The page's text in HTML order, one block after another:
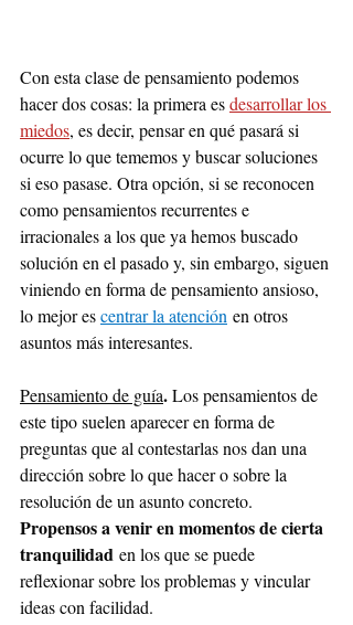
Con esta clase de pensamiento podemos
hacer dos cosas: la primera es desarrollar los
miedos, es decir, pensar en qué pasará si
ocurre lo que tememos y buscar soluciones
si eso pasase. Otra opción, si se reconocen
como pensamientos recurrentes e
irracionales a los que ya hemos buscado
solución en el pasado y, sin embargo, siguen
viniendo en forma de pensamiento ansioso,
lo mejor es centrar la atención en otros
asuntos más interesantes.
Pensamiento de guía. Los pensamientos de
este tipo suelen aparecer en forma de
preguntas que al contestarlas nos dan una
dirección sobre lo que hacer o sobre la
resolución de un asunto concreto.
Propensos a venir en momentos de cierta
tranquilidad en los que se puede
reflexionar sobre los problemas y vincular
ideas con facilidad.